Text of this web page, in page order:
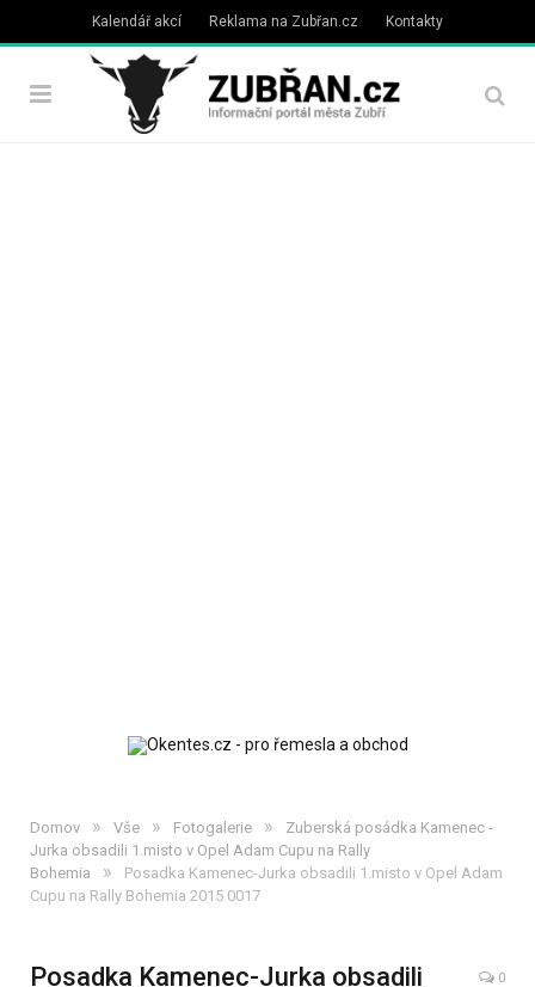
Kalendář akcí Reklama na Zubřan.cz Kontakty
Domov » Vše » Fotogalerie »
Zuberská posádka Kamenec -
Jurka obsadili 1.misto v Opel Adam Cupu na Rally
Bohemia
»
Posadka Kamenec-Jurka obsadili 1.misto v Opel Adam
Cupu na Rally Bohemia 2015 0017
Posadka Kamenec-Jurka obsadili
0